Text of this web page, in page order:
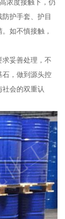
浓度接触下，仍
护手套、护目
如不慎接触，
妥善处理，不
石，做到源头控
会的双重认